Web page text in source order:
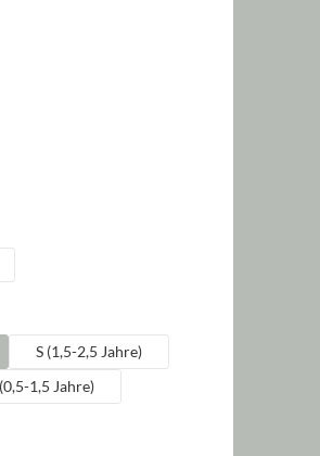
S (1,5-2,5 Jahre)
1,5 Jahre)
gewünschten Wert ein